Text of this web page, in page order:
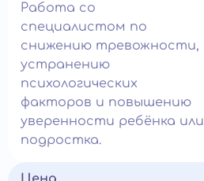
Работа со
специалистом по
снижению тревожности,
устранению
психологических
факторов и повышению
уверенности ребёнка или
подростка.